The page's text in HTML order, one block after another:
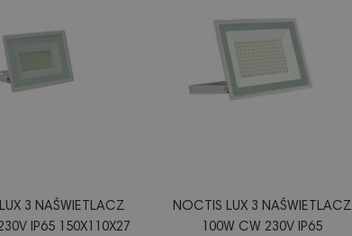
3 NAŚWIETLACZ
IP65 150X110X27
NOCTIS LUX 3 NAŚWIETLACZ
100W CW 230V IP65